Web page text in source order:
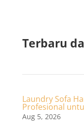
Terbaru
Laundry Sofa
Profesional
Aug 5, 2026